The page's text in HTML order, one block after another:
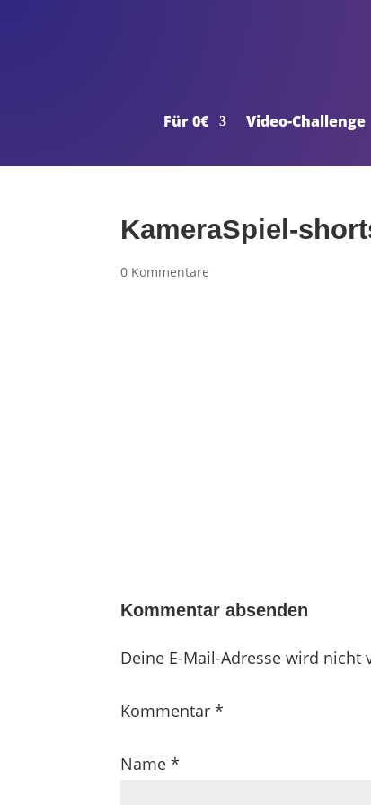
Für 0€ Video-Challenge
KameraSpiel-
0 Kommentare
Kommentar absenden
Deine E-Mail-Adresse wird nicht
Kommentar*
Name*